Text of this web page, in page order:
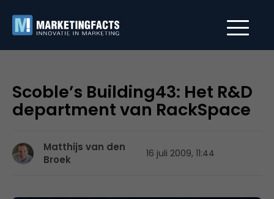
Scoble’s Building43: Het R&D
department van RackSpace
Matthijs van den
Broek
16 juli 2009, 11:44